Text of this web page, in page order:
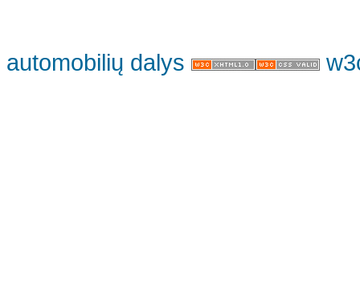
automobilių dalys